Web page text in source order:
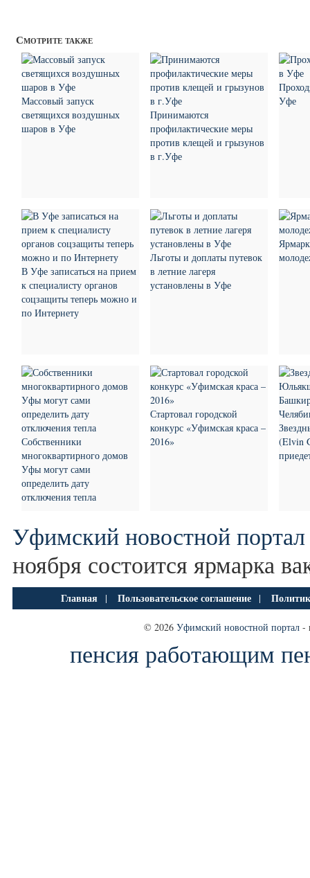
Смотрите также
Массовый запуск
светящихся воздушных
шаров в Уфе
Принимаются
профилактические меры
против клещей и грызунов
в г.Уфе
Уфе
В Уфе записаться на прием
к специалисту органов
соцзащиты теперь можно и
по Интернету
Льготы и доплаты путевок
в летние лагеря
установлены в Уфе
Собственники
многоквартирного домов
Уфы могут сами
определить дату
отключения тепла
Стартовал городской
конкурс «Уфимская краса –
2016»
(Elvin
Уфимский новостной портал
ноября состоится ярмарка
Главная | Пользовательское соглашение |
© 2026 Уфимский новостной портал -
пенсия работающим